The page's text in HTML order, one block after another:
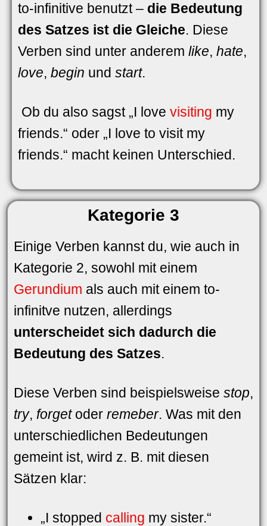
to-infinitive benutzt – die Bedeutung
des Satzes ist die Gleiche. Diese
Verben sind unter anderem like, hate,
love, begin und start.
Ob du also sagst „I love visiting my
friends.“ oder „I love to visit my
friends.“ macht keinen Unterschied.
Kategorie 3
Einige Verben kannst du, wie auch in
Kategorie 2, sowohl mit einem
Gerundium als auch mit einem to-
infinitve nutzen, allerdings
unterscheidet sich dadurch die
Bedeutung des Satzes.
Diese Verben sind beispielsweise stop,
try, forgetoder remeber. Was mit den
unterschiedlichen Bedeutungen
gemeint ist, wird z. B. mit diesen
Sätzen klar:
„I stopped calling my sister.“